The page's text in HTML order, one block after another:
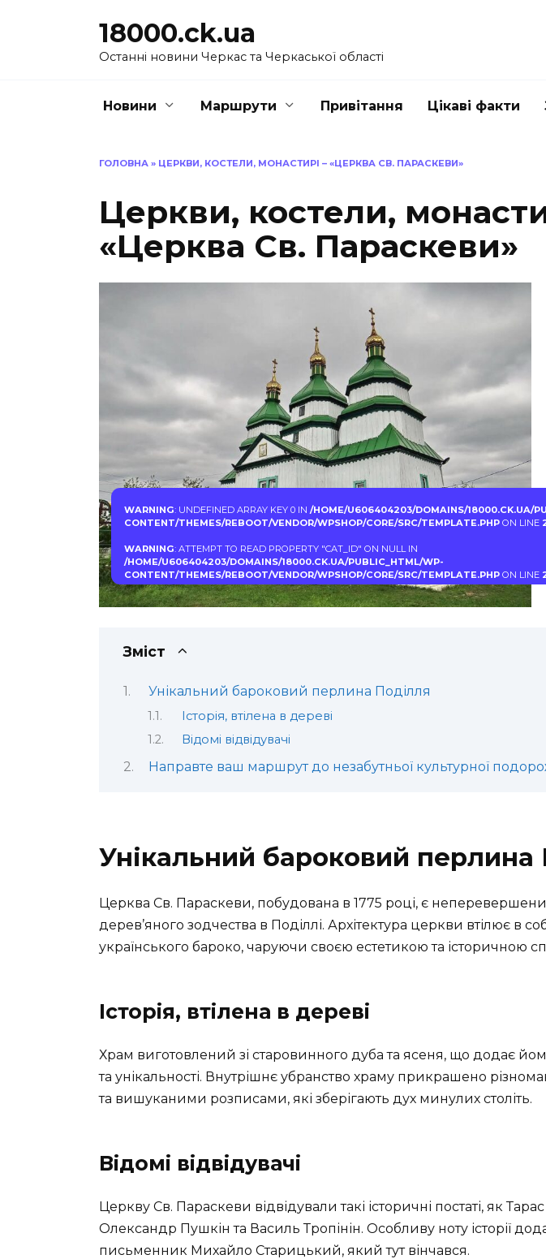
18000.ck.ua
Останні новини Черкас та Черкаської області
Новини Маршрути Привітання Цікаві факти
ГОЛОВНА » ЦЕРКВИ, КОСТЕЛИ, МОНАСТИРІ – «ЦЕРКВА СВ. ПАРАСКЕВИ»
Церкви, костели,
«Церква Св. Параскеви»
WARNING: UNDEFINED ARRAY KEY 0 IN /HOME/U606404203/DOMAINS/18000.CK.UA/
CONTENT/THEMES/REBOOT/VENDOR/WPSHOP/CORE/SRC/TEMPLATE.PHPON LINE
WARNING: ATTEMPT TO READ PROPERTY "CAT_ID" ON NULL IN
/HOME/U606404203/DOMAINS/18000.CK.UA/PUBLIC_HTML/WP-
CONTENT/THEMES/REBOOT/VENDOR/WPSHOP/CORE/SRC/TEMPLATE.PHPON LINE
Зміст
Унікальний бароковий перлина Поділля
Історія, втілена в дереві
Відомі відвідувачі
Направте ваш маршрут до незабутньої культурної
Унікальний бароковий перлина
Церква Св. Параскеви, побудована в 1775 році, є
дерев’яного зодчества в Поділлі. Архітектура церкви втілює в
українського бароко, чаруючи своєю естетикою та історичною
Історія, втілена в дереві
Храм виготовлений зі старовинного дуба та ясеня, що додає
та унікальності. Внутрішнє убранство храму прикрашено
та вишуканими розписами, які зберігають дух минулих століть.
Відомі відвідувачі
Церкву Св. Параскеви відвідували такі історичні постаті, як
Олександр Пушкін та Василь Тропінін. Особливу ноту історії
письменник Михайло Старицький, який тут вінчався.